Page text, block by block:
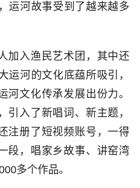
运河故事受到了越来越多
入渔民艺术团，其中还
运河的文化底蕴所吸引，
河文化传承发展出份力。
引入了新唱词、新主题，
注册了短视频账号，一得
段，唱家乡故事、讲窑湾
多个作品。